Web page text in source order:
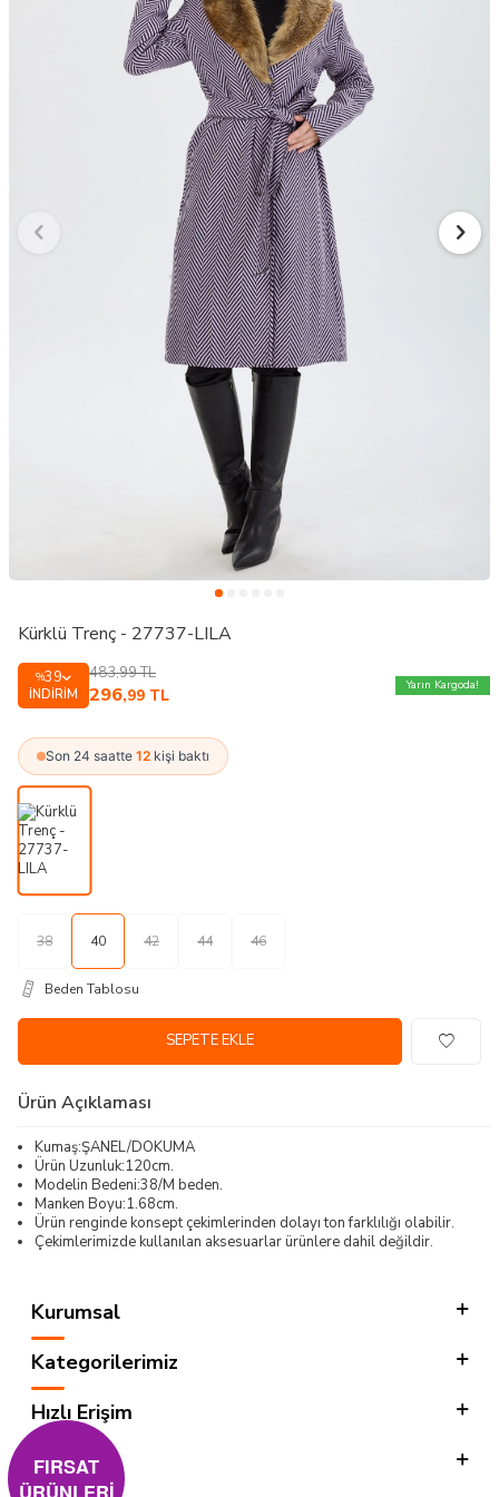
Kürklü Trenç - 27737-LILA
%39
İNDIRIM
483,99TL
296,99 TL
Yarın Kargoda!
Son 24 saatte 12 kişi baktı
38 40 42 44 46
Beden Tablosu
SEPETE EKLE
Ürün Açıklaması
Kumaş:ŞANEL/DOKUMA
Ürün Uzunluk:120cm.
Modelin Bedeni:38/M beden.
Manken Boyu:1.68cm.
Ürün renginde konsept çekimlerinden dolayı ton farklılığı olabilir.
Çekimlerimizde kullanılan aksesuarlar ürünlere dahil değildir.
Kurumsal
Kategorilerimiz
Hızlı Erişim
Sosyal
FIRSAT
ÜRÜNLERİ